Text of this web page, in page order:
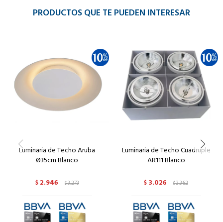
PRODUCTOS QUE TE PUEDEN INTERESAR
Luminaria de Techo Aruba
Ø35cm Blanco
$ 2.946 $3.273
Luminaria de Techo Cuadruple
AR111 Blanco
$ 3.026 $3.362